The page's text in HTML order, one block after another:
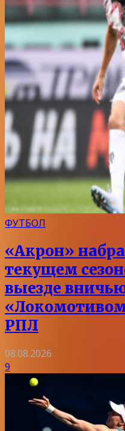
ФУТБОЛ
«Акрон»
текущем
выезде
РПЛ
08.08.2026
9